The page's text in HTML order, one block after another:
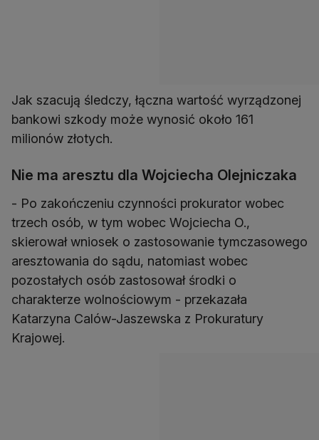
Jak szacują śledczy, łączna wartość wyrządzonej
bankowi szkody może wynosić około 161
milionów złotych.
Nie ma aresztu dla Wojciecha Olejniczaka
- Po zakończeniu czynności prokurator wobec
trzech osób, w tym wobec Wojciecha O.,
skierował wniosek o zastosowanie tymczasowego
aresztowania do sądu, natomiast wobec
pozostałych osób zastosował środki o
charakterze wolnościowym - przekazała
Katarzyna Calów-Jaszewska z Prokuratury
Krajowej.